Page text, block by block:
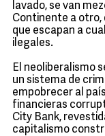
lavado, se van
Continente a otro,
que escapan a
ilegales.
El neoliberalismo
un sistema de
empobrecer al
financieras
City Bank,
capitalismo